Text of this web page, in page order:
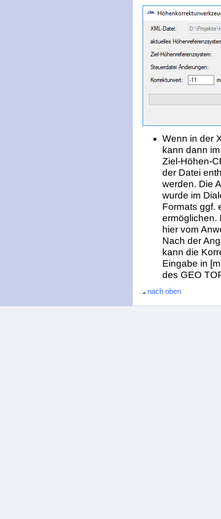
Wenn in der
kann dann
Ziel-Höhen-
der Datei
werden. Die
wurde im
Formats ggf.
ermöglichen.
hier vom
Nach der
kann die
Eingabe in
des GEO
nach oben